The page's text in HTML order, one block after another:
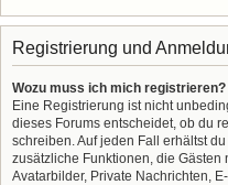
Registrierung und
Wozu muss ich mich registrieren?
Eine Registrierung ist nicht
dieses Forums entscheidet, ob du
schreiben. Auf jeden Fall erhältst
zusätzliche Funktionen, die Gästen
Avatarbilder, Private Nachrichten,